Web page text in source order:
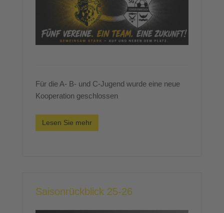
Für die A- B- und C-Jugend wurde eine neue
Kooperation geschlossen
Lesen Sie mehr
Saisonrückblick 25-26